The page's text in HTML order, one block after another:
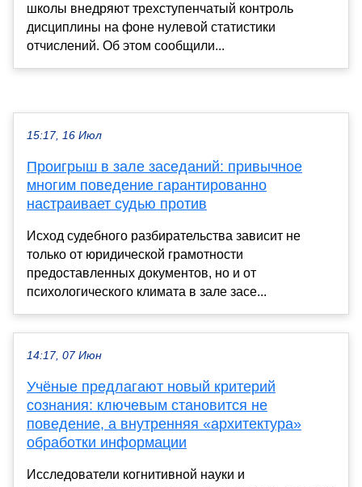
школы внедряют трехступенчатый контроль
дисциплины на фоне нулевой статистики
отчислений. Об этом сообщили...
15:17, 16 Июл
Проигрыш в зале заседаний: привычное
многим поведение гарантированно
настраивает судью против
Исход судебного разбирательства зависит не
только от юридической грамотности
предоставленных документов, но и от
психологического климата в зале засе...
14:17, 07 Июн
Учёные предлагают новый критерий
сознания: ключевым становится не
поведение, а внутренняя «архитектура»
обработки информации
Исследователи когнитивной науки и